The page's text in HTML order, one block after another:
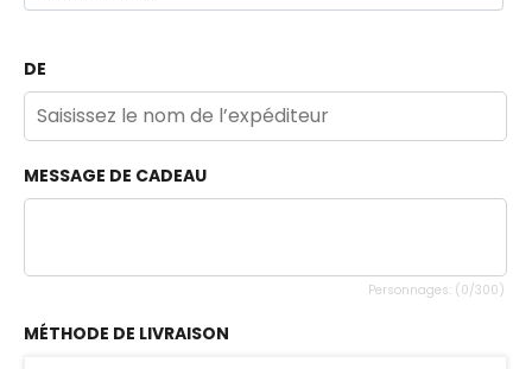
DE
MESSAGE DE CADEAU
Personnages: ( 0/300)
MÉTHODE DE LIVRAISON